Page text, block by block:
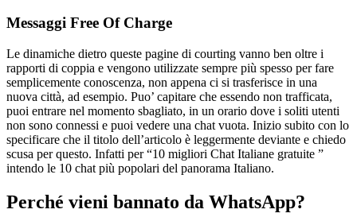
Messaggi Free Of Charge
Le dinamiche dietro queste pagine di courting vanno ben oltre i
rapporti di coppia e vengono utilizzate sempre più spesso per fare
semplicemente conoscenza, non appena ci si trasferisce in una
nuova città, ad esempio. Puo’ capitare che essendo non trafficata,
puoi entrare nel momento sbagliato, in un orario dove i soliti utenti
non sono connessi e puoi vedere una chat vuota. Inizio subito con lo
specificare che il titolo dell’articolo è leggermente deviante e chiedo
scusa per questo. Infatti per “10 migliori Chat Italiane gratuite ”
intendo le 10 chat più popolari del panorama Italiano.
Perché vieni bannato da WhatsApp?